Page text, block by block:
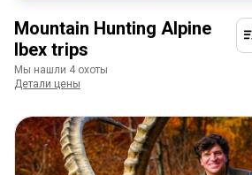
Mountain Hunting Alpine
Ibex trips
Мы нашли 4 охоты
Детали цены